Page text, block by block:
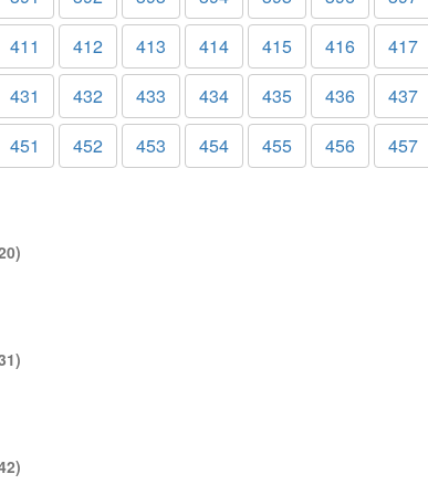
411
412 413 414 415 416 417
431
432 433 434 435 436 437
451
452 453 454 455 456 457